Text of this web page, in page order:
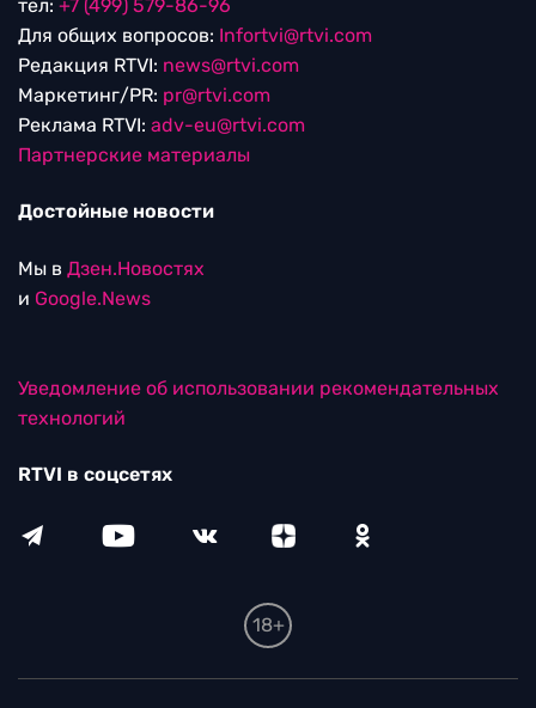
тел: +7 (499) 579-86-96
Для общих вопросов: Infortvi@rtvi.com
Редакция RTVI: news@rtvi.com
Маркетинг/PR: pr@rtvi.com
Реклама RTVI: adv-eu@rtvi.com
Партнерские материалы
Достойные новости
Мы в Дзен.Новостях
и Google.News
Уведомление об использовании рекомендательных
технологий
RTVI в соцсетях
18+